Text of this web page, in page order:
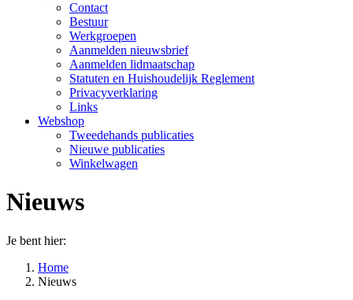
Contact
Bestuur
Werkgroepen
Aanmelden nieuwsbrief
Aanmelden lidmaatschap
Statuten en Huishoudelijk Reglement
Privacyverklaring
Links
Webshop
Tweedehands publicaties
Nieuwe publicaties
Winkelwagen
Nieuws
Je bent hier:
Home
Nieuws